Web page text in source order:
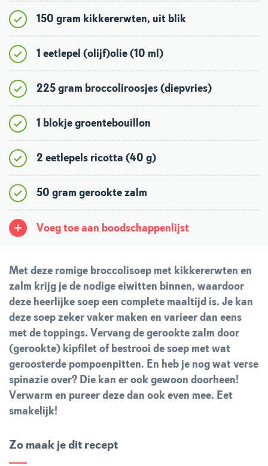
150 gram kikkererwten, uit blik
1 eetlepel (olijf)olie (10 ml)
225 gram broccoliroosjes (diepvries)
1 blokje groentebouillon
2 eetlepels ricotta (40 g)
50 gram gerookte zalm
Voeg toe aan boodschappenlijst
Met deze romige broccolisoep met kikkererwten en
zalm krijg je de nodige eiwitten binnen, waardoor
deze heerlijke soep een complete maaltijd is. Je kan
deze soep zeker vaker maken en varieer dan eens
met de toppings. Vervang de gerookte zalm door
(gerookte) kipfilet of bestrooi de soep met wat
geroosterde pompoenpitten. En heb je nog wat verse
spinazie over? Die kan er ook gewoon doorheen!
Verwarm en pureer deze dan ook even mee. Eet
smakelijk!
Zo maak je dit recept